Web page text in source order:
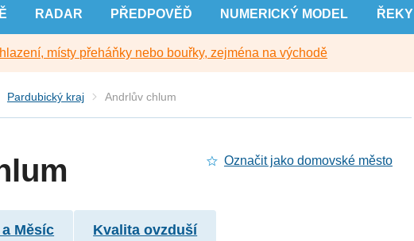
RADAR PŘEDPOVĚĎ NUMERICKÝ MODEL ŘEKY
místy přeháňky nebo bouřky, zejména na východě
Pardubický kraj Andrlův chlum
Označit jako domovské město
Měsíc Kvalita ovzduší